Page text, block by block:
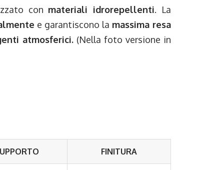
con materiali idrorepellenti. La
e garantiscono la massima resa
atmosferici.(Nella foto versione in
FINITURA